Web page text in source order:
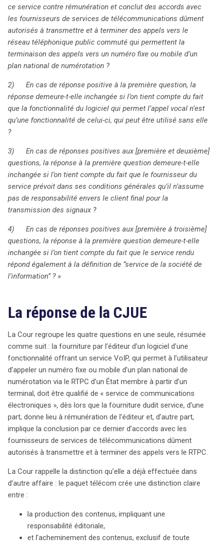
ce service contre rémunération et conclut des accords avec
les fournisseurs de services de télécommunications dûment
autorisés à transmettre et à terminer des appels vers le
réseau téléphonique public commuté qui permettent la
terminaison des appels vers un numéro fixe ou mobile d’un
plan national de numérotation ?
2) En cas de réponse positive à la première question, la
réponse demeure-t-elle inchangée si l’on tient compte du fait
que la fonctionnalité du logiciel qui permet l’appel vocal n’est
qu’une fonctionnalité de celui-ci, qui peut être utilisé sans elle
?
3) En cas de réponses positives aux [première et deuxième]
questions, la réponse à la première question demeure-t-elle
inchangée si l’on tient compte du fait que le fournisseur du
service prévoit dans ses conditions générales qu’il n’assume
pas de responsabilité envers le client final pour la
transmission des signaux ?
4) En cas de réponses positives aux [première à troisième]
questions, la réponse à la première question demeure-t-elle
inchangée si l’on tient compte du fait que le service rendu
répond également à la définition de “service de la société de
l’information” ? »
La réponse de la CJUE
La Cour regroupe les quatre questions en une seule, résumée
comme suit : la fourniture par l’éditeur d’un logiciel d’une
fonctionnalité offrant un service VoIP, qui permet à l’utilisateur
d’appeler un numéro fixe ou mobile d’un plan national de
numérotation via le RTPC d’un État membre à partir d’un
terminal, doit être qualifié de « service de communications
électroniques », dès lors que la fourniture dudit service, d’une
part, donne lieu à rémunération de l’éditeur et, d’autre part,
implique la conclusion par ce dernier d’accords avec les
fournisseurs de services de télécommunications dûment
autorisés à transmettre et à terminer des appels vers le RTPC.
La Cour rappelle la distinction qu’elle a déjà effectuée dans
d’autre affaire : le paquet télécom crée une distinction claire
entre :
la production des contenus, impliquant une
responsabilité éditoriale,
et l’acheminement des contenus, exclusif de toute